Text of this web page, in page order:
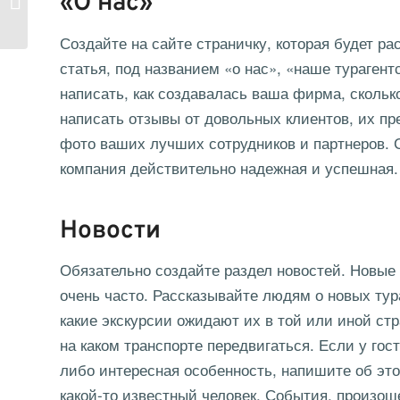
Создайте на сайте страничку, которая будет
статья, под названием «о нас», «наше
написать, как создавалась ваша фирма,
написать отзывы от довольных клиентов, их
фото ваших лучших сотрудников и
компания действительно надежная и успешная.
Новости
Обязательно создайте раздел новостей.
очень часто. Рассказывайте людям о новых
какие экскурсии ожидают их в той или иной
на каком транспорте передвигаться. Если у
либо интересная особенность, напишите об
какой-то известный человек. События,